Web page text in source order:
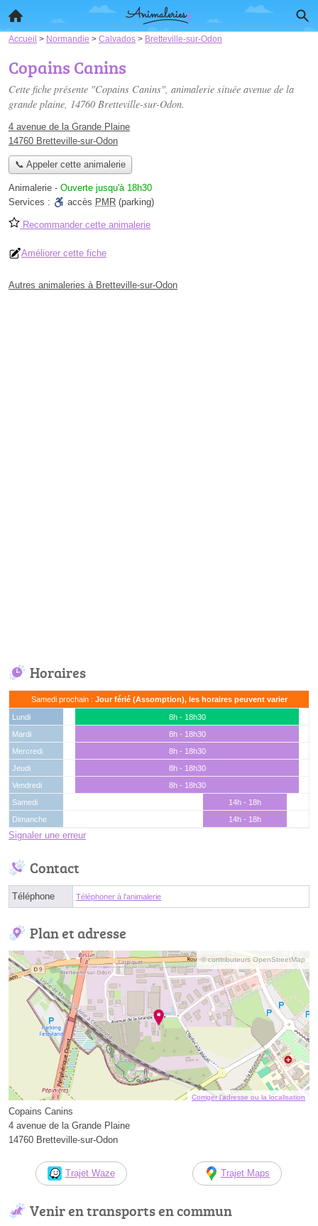
Accueil > Normandie > Calvados > Bretteville-sur-Odon
Copains Canins
Cette fiche présente "Copains Canins", animalerie située avenue de la
grande plaine, 14760 Bretteville-sur-Odon.
4 avenue de la Grande Plaine
14760 Bretteville-sur-Odon
📞 Appeler cette animalerie
Animalerie - Ouverte jusqu'à 18h30
Services :
accès PMR (parking)
Recommander cette animalerie
Améliorer cette fiche
Autres animaleries à Bretteville-sur-Odon
Horaires
Samedi prochain : Jour férié (Assomption), les horaires peuvent varier
Lundi
8h - 18h30
Mardi
8h - 18h30
Mercredi
8h - 18h30
Jeudi
8h - 18h30
Vendredi
8h - 18h30
Samedi
14h - 18h
Dimanche
14h - 18h
Signaler une erreur
Contact
Téléphone Téléphoner à l'animalerie
Plan et adresse
© contributeurs OpenStreetMap
Corriger l’adresse ou la localisation
Copains Canins
4 avenue de la Grande Plaine
14760 Bretteville-sur-Odon
Trajet Waze Trajet Maps
Venir en transports en commun